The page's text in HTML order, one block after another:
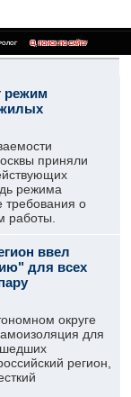
ПОИСК ПО САЙТУ
режим
приняли
режима
о
работы.
ввел
для всех
округе
для
регион,